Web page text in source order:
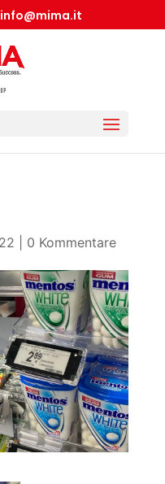
info@mima.it
0 Kommentare